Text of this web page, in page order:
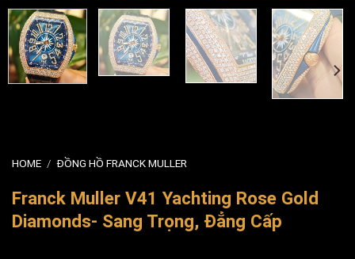
HOME / ĐỒNG HỒ FRANCK MULLER
Franck Muller V41 Yachting Rose Gold
Diamonds- Sang Trọng, Đẳng Cấp